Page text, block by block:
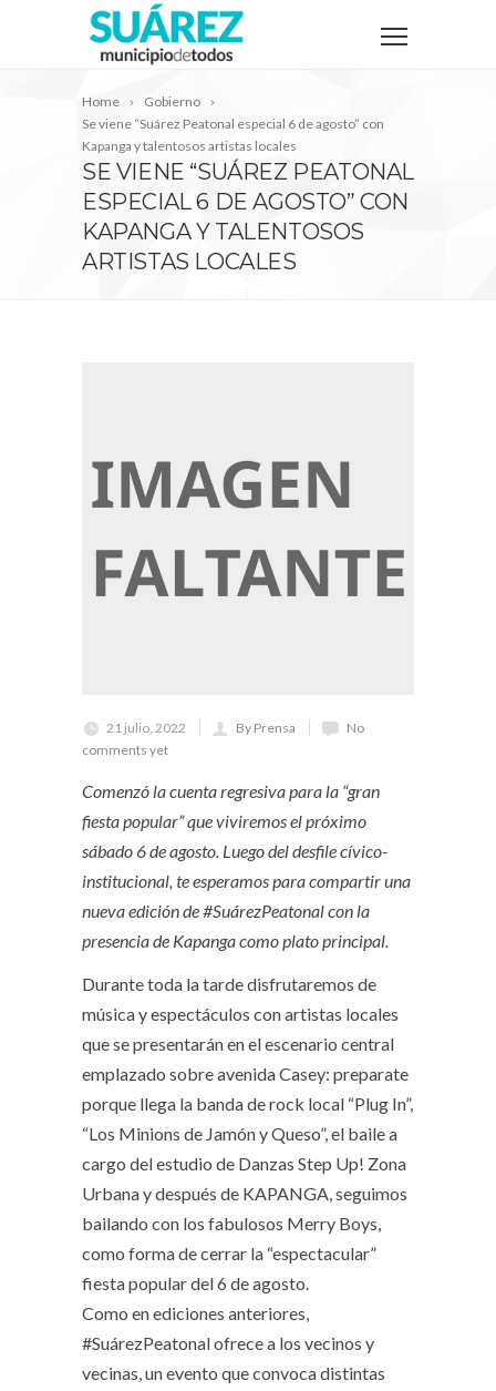
Home
Gobierno
Se viene “Suárez Peatonal especial 6 de agosto” con
Kapanga y talentosos artistas locales
SE VIENE “SUÁREZ PEATONAL
ESPECIAL 6 DE AGOSTO” CON
KAPANGA Y TALENTOSOS
ARTISTAS LOCALES
21 julio, 2022 By Prensa
No
comments yet
Comenzó la cuenta regresiva para la “gran
fiesta popular” que viviremos el próximo
sábado 6 de agosto. Luego del desfile cívico-
institucional, te esperamos para compartir una
nueva edición de #SuárezPeatonal con la
presencia de Kapanga como plato principal.
Durante toda la tarde disfrutaremos de
música y espectáculos con artistas locales
que se presentarán en el escenario central
emplazado sobre avenida Casey: preparate
porque llega la banda de rock local “Plug In”,
“Los Minions de Jamón y Queso”, el baile a
cargo del estudio de Danzas Step Up! Zona
Urbana y después de KAPANGA, seguimos
bailando con los fabulosos Merry Boys,
como forma de cerrar la “espectacular”
fiesta popular del 6 de agosto.
Como en ediciones anteriores,
#SuárezPeatonal ofrece a los vecinos y
vecinas, un evento que convoca distintas